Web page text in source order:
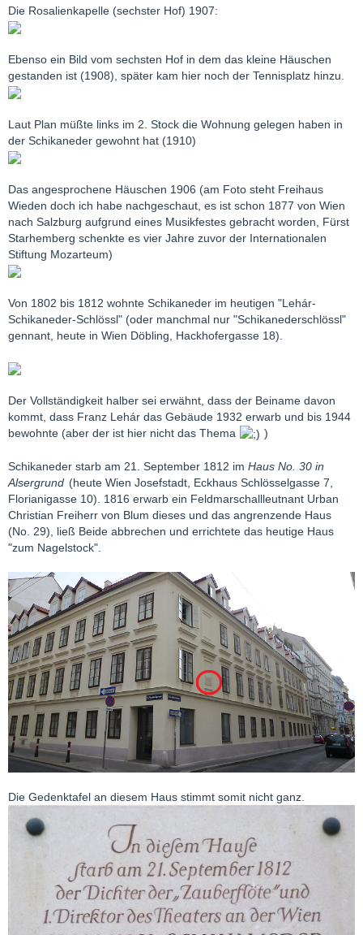
Die Rosalienkapelle (sechster Hof) 1907:
Ebenso ein Bild vom sechsten Hof in dem das kleine Häuschen
gestanden ist (1908), später kam hier noch der Tennisplatz hinzu.
Laut Plan müßte links im 2. Stock die Wohnung gelegen haben in
der Schikaneder gewohnt hat (1910)
Das angesprochene Häuschen 1906 (am Foto steht Freihaus
Wieden doch ich habe nachgeschaut, es ist schon 1877 von Wien
nach Salzburg aufgrund eines Musikfestes gebracht worden, Fürst
Starhemberg schenkte es vier Jahre zuvor der Internationalen
Stiftung Mozarteum)
Von 1802 bis 1812 wohnte Schikaneder im heutigen "Lehár-
Schikaneder-Schlössl" (oder manchmal nur "Schikanederschlössl"
gennant, heute in Wien Döbling, Hackhofergasse 18).
Der Vollständigkeit halber sei erwähnt, dass der Beiname davon
kommt, dass Franz Lehár das Gebäude 1932 erwarb und bis 1944
bewohnte (aber der ist hier nicht das Thema
)
Schikaneder starb am 21. September 1812 im Haus No. 30 in
Alsergrund (heute Wien Josefstadt, Eckhaus Schlösselgasse 7,
Florianigasse 10). 1816 erwarb ein Feldmarschallleutnant Urban
Christian Freiherr von Blum dieses und das angrenzende Haus
(No. 29), ließ Beide abbrechen und errichtete das heutige Haus
"zum Nagelstock".
Die Gedenktafel an diesem Haus stimmt somit nicht ganz.